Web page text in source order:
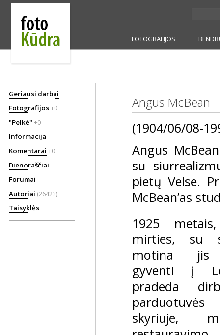
FOTOGRAFIJOS
Geriausi darbai
Fotografijos+0
"Pelkė" +0
Informacija
Komentarai +0
Dienoraščiai
Forumai
Autoriai (26423)
Taisyklės
Angus McBean
(1904/06/08-
Angus
su
pietų Velse.
McBean’as
1925
mirties, su
motina jis
gyventi į
pradeda
skyriuje,